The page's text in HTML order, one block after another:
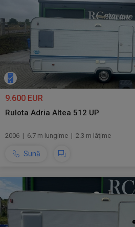
9.600 EUR
Rulota Adria Altea 512 UP
2006 | 6.7 m lungime | 2.3 m lăţime
Sună